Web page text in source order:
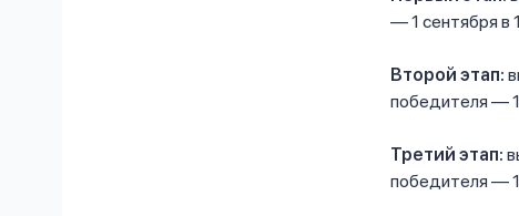
— 1 сентября в
Второй этап:
победителя —
Третий этап:
победителя —